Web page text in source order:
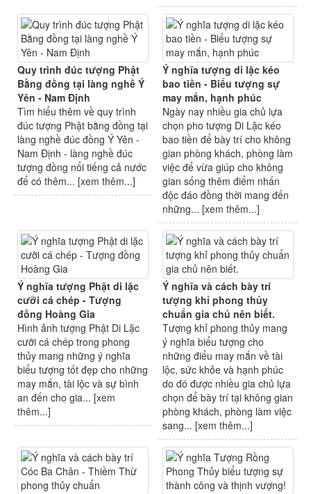
Quy trình đúc tượng Phật
Bằng đồng tại làng nghề Ý
Yên - Nam Định
Tìm hiểu thêm về quy trình
đúc tượng Phật bằng đồng tại
làng nghề đúc đồng Ý Yên -
Nam Định - làng nghề đúc
tượng đồng nổi tiếng cả nước
để có thêm... [xem thêm...]
Ý nghĩa tượng di lặc kéo
bao tiền - Biểu tượng sự
may mắn, hạnh phúc
Ngày nay nhiều gia chủ lựa
chọn pho tượng Di Lặc kéo
bao tiền để bày trí cho không
gian phòng khách, phòng làm
việc để vừa giúp cho không
gian sống thêm điểm nhấn
độc đáo đồng thời mang đến
những... [xem thêm...]
Ý nghĩa tượng Phật di lặc
cưỡi cá chép - Tượng
đồng Hoàng Gia
Hình ảnh tượng Phật Di Lặc
cưỡi cá chép trong phong
thủy mang những ý nghĩa
biểu tượng tốt đẹp cho những
may mắn, tài lộc và sự bình
an đến cho gia... [xem
thêm...]
Ý nghĩa và cách bày trí
tượng khỉ phong thủy
chuẩn gia chủ nên biết.
Tượng khỉ phong thủy mang
ý nghĩa biểu tượng cho
những điểu may mắn về tài
lộc, sức khỏe và hạnh phúc
do đó được nhiều gia chủ lựa
chọn để bày trí tại không gian
phòng khách, phòng làm việc
sang... [xem thêm...]